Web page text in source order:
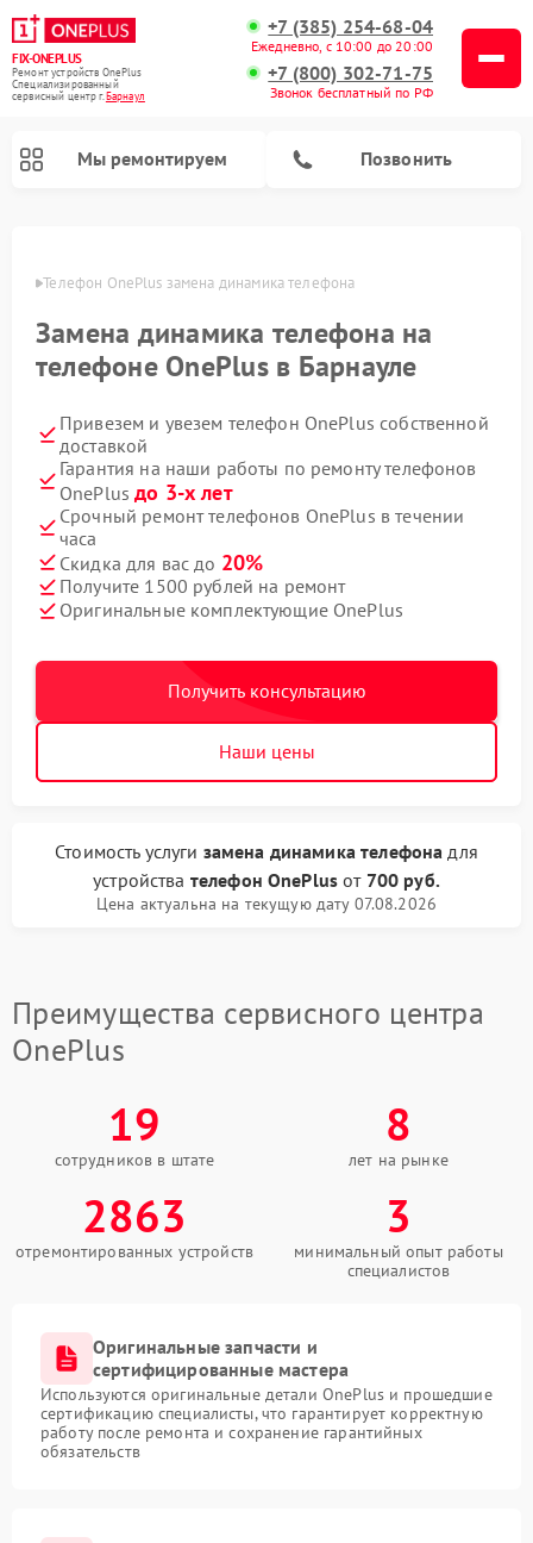
FIX-ONEPLUS
Ремонт устройств OnePlus
Специализированный
cервисный центр г.Барнаул
+7 (385) 254-68-04
Ежедневно, с 10:00 до 20:00
+7 (800) 302-71-75
Звонок бесплатный по РФ
Мы ремонтируем Позвонить
Телефон OnePlus замена динамика телефона
Замена динамика телефона на
телефоне OnePlus в Барнауле
Привезем и увезем телефон OnePlus собственной
доставкой
Гарантия на наши работы по ремонту телефонов
OnePlusдо 3-х лет
Срочный ремонт телефонов OnePlus в течении
часа
Скидка для вас до 20%
Получите 1500 рублей на ремонт
Оригинальные комплектующие OnePlus
Получить консультацию
Наши цены
Стоимость услуги замена динамика телефона для
устройства телефон OnePlus от 700 руб.
Цена актуальна на текущую дату 07.08.2026
Преимущества сервисного центра
OnePlus
19
сотрудников в штате
8
лет на рынке
2863
отремонтированных устройств
3
минимальный опыт работы
специалистов
Оригинальные запчасти и
сертифицированные мастера
Используются оригинальные детали OnePlus и прошедшие
сертификацию специалисты, что гарантирует корректную
работу после ремонта и сохранение гарантийных
обязательств